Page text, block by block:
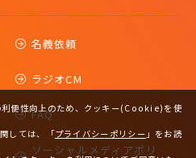
名義依頼
ラジオCM
FAQ
ソーシャルメディアポリ
利便性向上のため、クッキー(Cookie)を使
ては、
「プライバシーポリシー 」をお読